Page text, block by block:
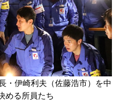
・伊崎利夫（佐藤浩市）を中
める所員たち